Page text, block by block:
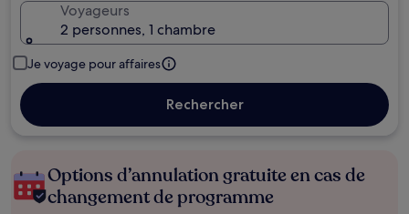
Voyageurs
2 personnes, 1 chambre
Je voyage pour affaires
Rechercher
Options d’annulation gratuite en cas de
changement de programme